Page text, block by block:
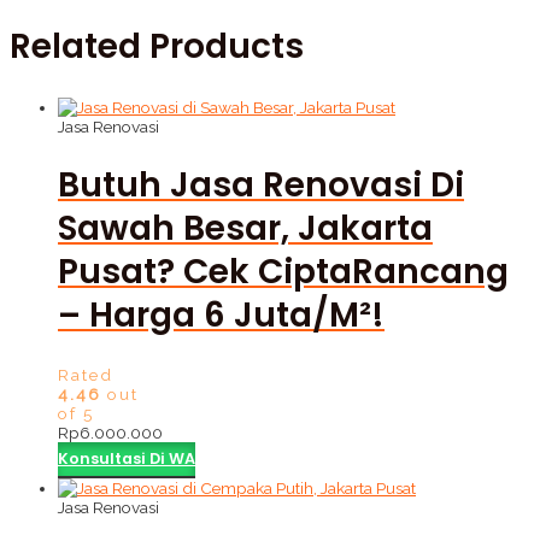
Related Products
Jasa Renovasi
Butuh Jasa Renovasi Di
Sawah Besar, Jakarta
Pusat? Cek CiptaRancang
– Harga 6 Juta/m²!
Rated
4.46 out
of 5
Rp6.000.000
Konsultasi Di WA
Jasa Renovasi